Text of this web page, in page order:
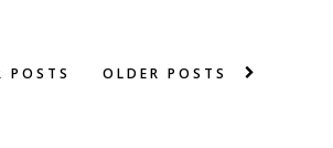
POSTS OLDER POSTS